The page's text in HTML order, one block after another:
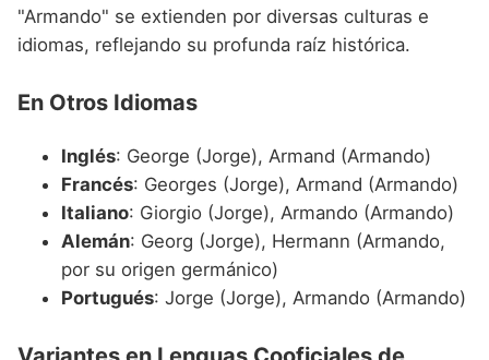
"Armando" se extienden por diversas culturas e
idiomas, reflejando su profunda raíz histórica.
En Otros Idiomas
Inglés: George (Jorge), Armand (Armando)
Francés: Georges (Jorge), Armand (Armando)
Italiano: Giorgio (Jorge), Armando (Armando)
Alemán: Georg (Jorge), Hermann (Armando,
por su origen germánico)
Portugués: Jorge (Jorge), Armando (Armando)